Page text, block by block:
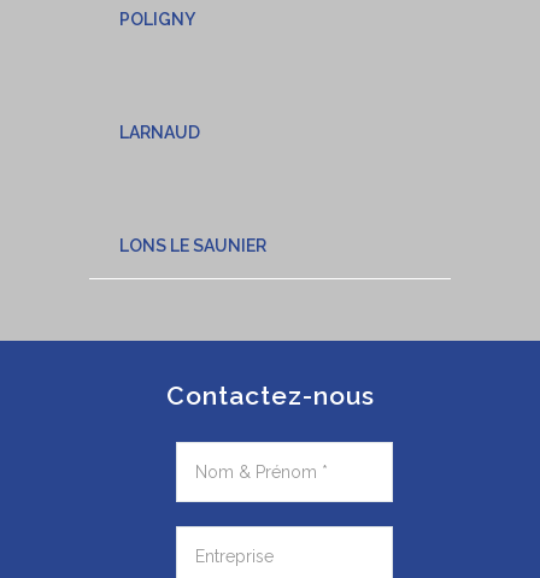
POLIGNY
LARNAUD
LONS LE SAUNIER
Contactez-nous